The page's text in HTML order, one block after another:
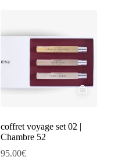
coffret voyage set 02 |
Chambre 52
95.00€